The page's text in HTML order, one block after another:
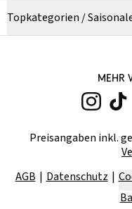
Topkategorien /
MEHR
Preisangaben inkl.
AGB
Datenschutz